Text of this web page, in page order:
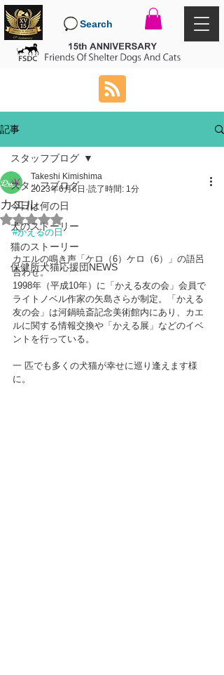
Search
記事
スタッフブログ
今日は何の日
犬のストーリー
猫のストーリー
保健所犬猫応援団NEWS
スタッフブログ
カエル
Takeshi Kimishima
2023年6月6日 読了時間: 1分
5つ星のうちNaNと評価されています。
#かえるの日
カエルの鳴き声「ケロ（6）ケロ（6）」の語呂
合わせ。
1998年（平成10年）に「かえる友の会」会員で
ライトノベル作家の矢島さらが制定。「かえる
友の会」は河鍋暁斎記念美術館内にあり、カエ
ルに関する情報交換や「かえる展」などのイベ
ントを行っている。
一 匹でも多くの犬猫が幸せに巡り逢えます様
に。